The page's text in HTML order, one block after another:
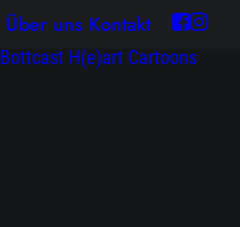
Über uns Kontakt
Bottcast H(e)art Cartoons